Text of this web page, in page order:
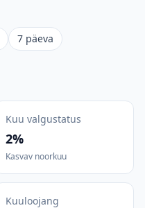
7 päeva
Kuu valgustatus
2%
Kasvav noorkuu
Kuuloojang